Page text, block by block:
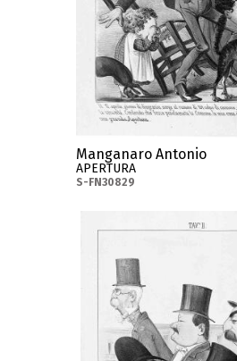
Manganaro Antonio
APERTURA
S-FN30829